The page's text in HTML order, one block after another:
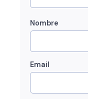
Nombre
Email